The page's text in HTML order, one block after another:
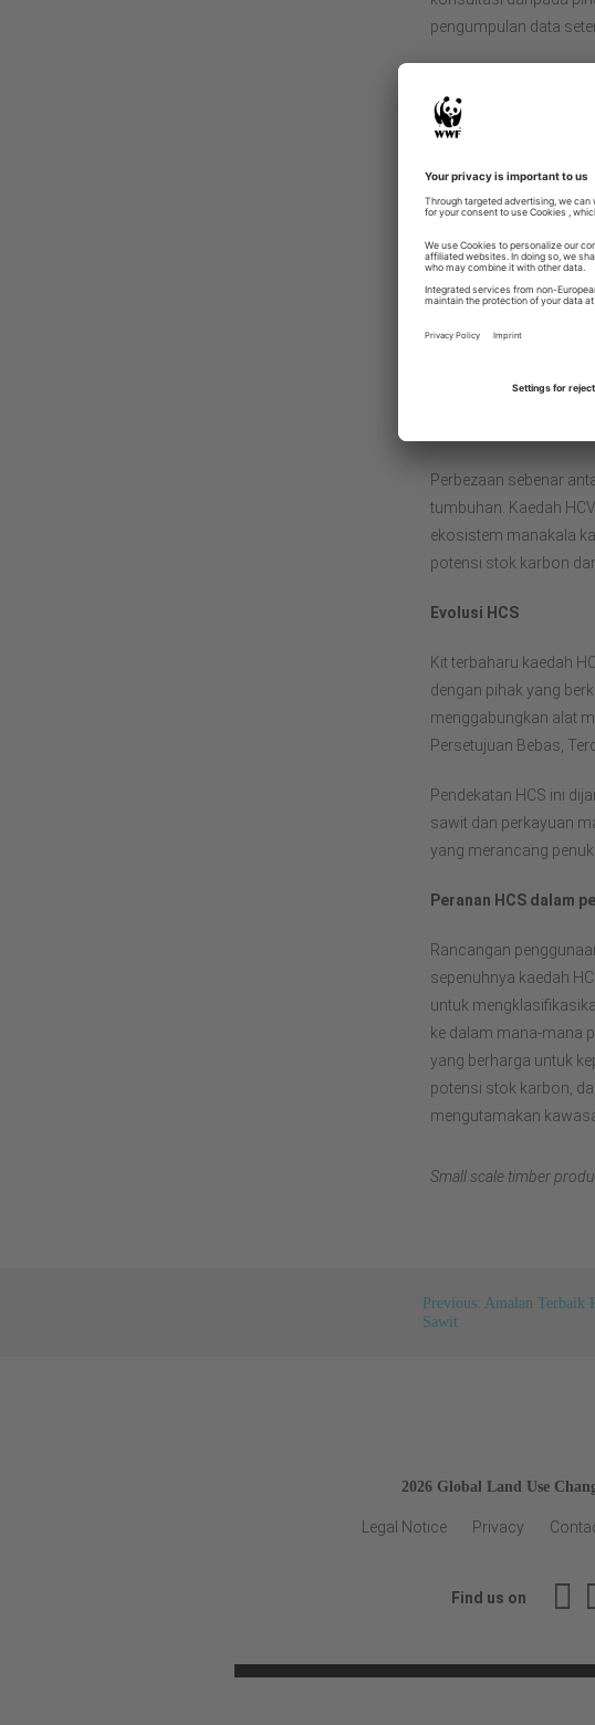
pengumpulan data
Ekosistem /
Keperluan hidup
Nilai kebudayaan
yang digunakan untuk
menggunakan
lapangan untuk
Perbezaan sebenar
tumbuhan. Kaedah
ekosistem manakala
potensi stok karbon
Evolusi HCS
Kit terbaharu kaedah
dengan pihak yang
menggabungkan alat
Persetujuan Bebas,
Pendekatan HCS ini
sawit dan perkayuan
yang merancang
Peranan HCS dalam
Rancangan
sepenuhnya kaedah
untuk
ke dalam mana-mana
yang berharga untuk
potensi stok karbon,
mengutamakan
Small scale timber
Previous: Amalan Terbaik
Sawit
2026 Global Land Use
Legal Notice Privacy
Find us on